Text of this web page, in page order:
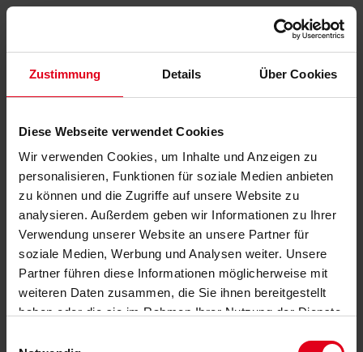
Zustimmung Details Über Cookies
Diese Webseite verwendet Cookies
Wir verwenden Cookies, um Inhalte und Anzeigen zu
personalisieren, Funktionen für soziale Medien anbieten
zu können und die Zugriffe auf unsere Website zu
analysieren. Außerdem geben wir Informationen zu Ihrer
Verwendung unserer Website an unsere Partner für
soziale Medien, Werbung und Analysen weiter. Unsere
Partner führen diese Informationen möglicherweise mit
weiteren Daten zusammen, die Sie ihnen bereitgestellt
haben oder die sie im Rahmen Ihrer Nutzung der Dienste